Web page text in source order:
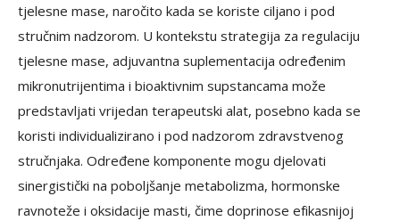
tjelesne mase, naročito kada se koriste ciljano i pod
stručnim nadzorom. U kontekstu strategija za regulaciju
tjelesne mase, adjuvantna suplementacija određenim
mikronutrijentima i bioaktivnim supstancama može
predstavljati vrijedan terapeutski alat, posebno kada se
koristi individualizirano i pod nadzorom zdravstvenog
stručnjaka. Određene komponente mogu djelovati
sinergistički na poboljšanje metabolizma, hormonske
ravnoteže i oksidacije masti, čime doprinose efikasnijoj